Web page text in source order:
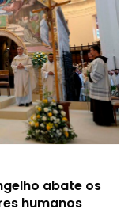
abate os
humanos